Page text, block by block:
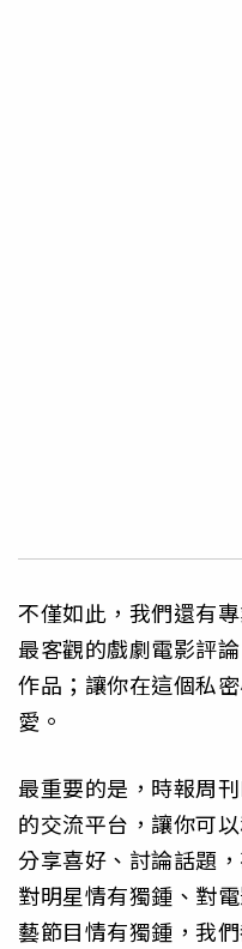
不僅如此，我們還有
最客觀的戲劇電影評
作品；讓你在這個私
愛。
最重要的是，時報周
的交流平台，讓你可
分享喜好、討論話題
對明星情有獨鍾、對
藝節目情有獨鍾，我